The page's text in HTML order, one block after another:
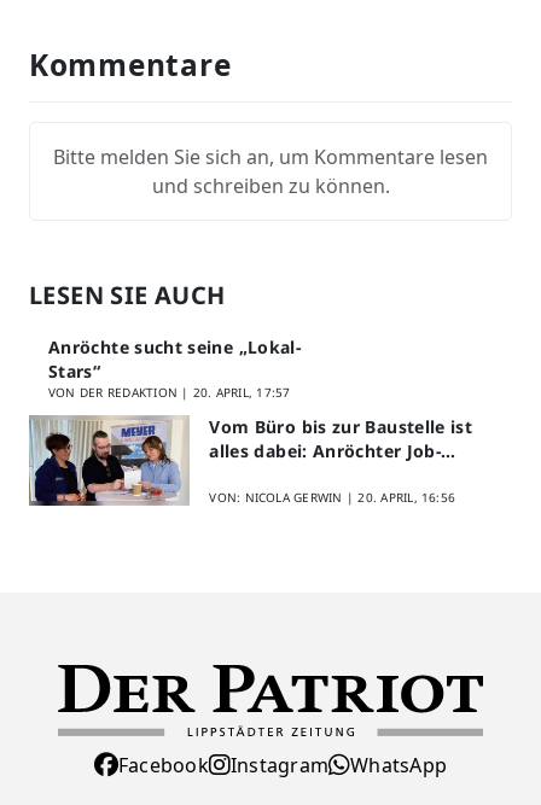
Kommentare
Bitte melden Sie sich an, um Kommentare lesen
und schreiben zu können.
LESEN SIE AUCH
Anröchte sucht seine „Lokal-
Stars“
VON DER REDAKTION | 20. APRIL, 17:57
Vom Büro bis zur Baustelle ist
alles dabei: Anröchter Job-
VON: NICOLA GERWIN |20. APRIL, 16:56
Facebook Instagram WhatsApp